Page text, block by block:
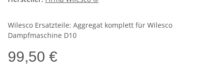
Wilesco Ersatzteile: Aggregat komplett für Wilesco
Dampfmaschine D10
99,50 €